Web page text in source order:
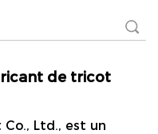
de tricot
Ltd., est un